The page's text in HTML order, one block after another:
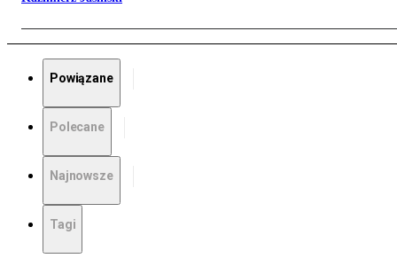
Powiązane
Polecane
Najnowsze
Tagi